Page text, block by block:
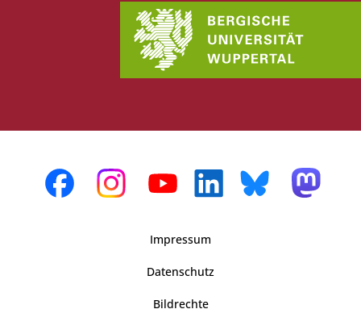
Impressum
Datenschutz
Bildrechte